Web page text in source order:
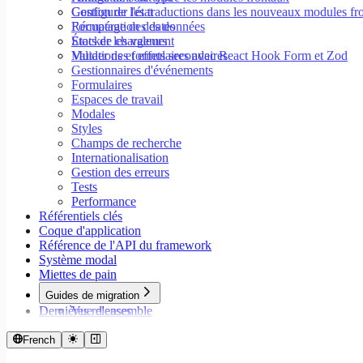
Configurer les traductions dans les nouveaux modules
Formatage des dates
Stocker les valeurs
Valider des formulaires avec React Hook Form et Zod
Gestion de l'état
Récupération des données
États de chargement
Mutations et effets secondaires
Gestionnaires d'événements
Formulaires
Espaces de travail
Modales
Styles
Champs de recherche
Internationalisation
Gestion des erreurs
Tests
Performance
Référentiels clés
Coque d'application
Référence de l'API du framework
Système modal
Miettes de pain
Guides de migration
Vue d'ensemble
Migrer vers Rspack et Vitest
Dernières releases
French